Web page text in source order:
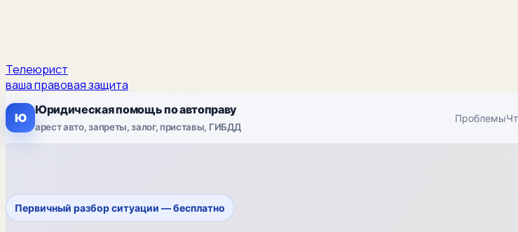
Телеюрист
ваша правовая защита
Ю
Юридическая помощь по автоправу
арест авто, запреты, залог, приставы, ГИБДД
Проблемы
Первичный разбор ситуации — бесплатно